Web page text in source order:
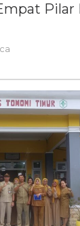
Pilar